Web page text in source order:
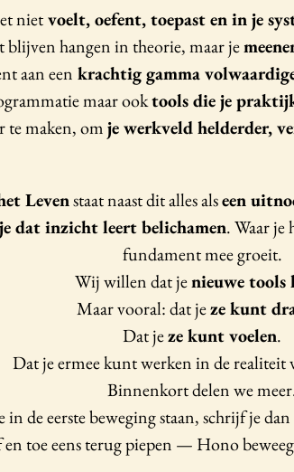
nietvoelt, oefent, toepast en in je
blijven hangen in theorie, maar je
aan een krachtig gamma
maar ooktools die je
te maken, omje werkveld helderder,
Levenstaat naast dit alles alseen
dat inzicht leert belichamen. Waar je
fundament mee groeit.
Wij willen dat jenieuwe tools
Maar vooral: dat jeze kunt
Dat jeze kunt voelen.
Dat je ermee kunt werken in de realiteit
Binnenkort delen we
in de eerste beweging staan, schrijf je
toe eens terug piepen — Hono